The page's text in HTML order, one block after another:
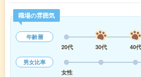
職場の雰囲気
年齢層
20代
30代 40代
男女比率
女性